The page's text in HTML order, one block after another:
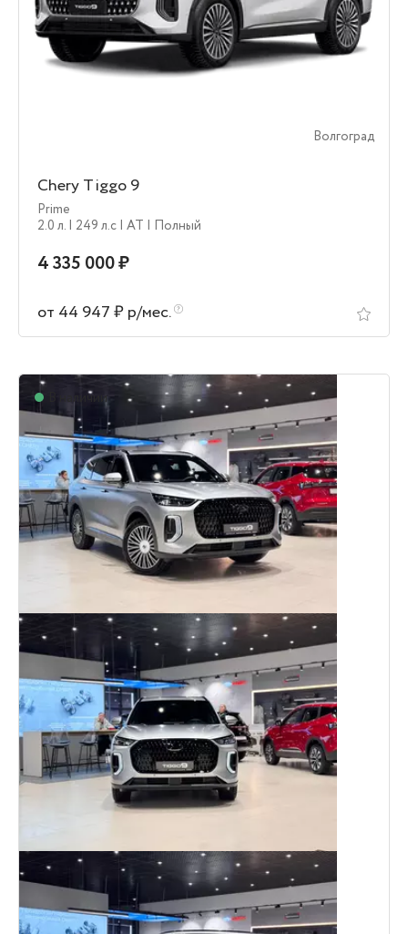
Волгоград
Chery Tiggo 9
Prime
2.0 л. | 249 л.c | AT | Полный
4 335 000 ₽
от 44 947 ₽ р/мес.
В наличии